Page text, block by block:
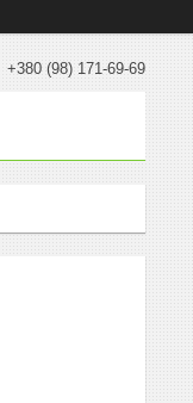
+380 (98) 171-69-69